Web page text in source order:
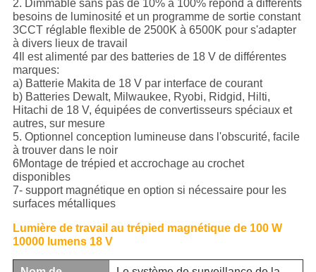
2. Dimmable sans pas de 10% à 100% répond à différents
besoins de luminosité et un programme de sortie constant
3CCT réglable flexible de 2500K à 6500K pour s'adapter
à divers lieux de travail
4Il est alimenté par des batteries de 18 V de différentes
marques:
a) Batterie Makita de 18 V par interface de courant
b) Batteries Dewalt, Milwaukee, Ryobi, Ridgid, Hilti,
Hitachi de 18 V, équipées de convertisseurs spéciaux et
autres, sur mesure
5. Optionnel conception lumineuse dans l'obscurité, facile
à trouver dans le noir
6Montage de trépied et accrochage au crochet
disponibles
7- support magnétique en option si nécessaire pour les
surfaces métalliques
Lumière de travail au trépied magnétique de 100 W
10000 lumens 18 V